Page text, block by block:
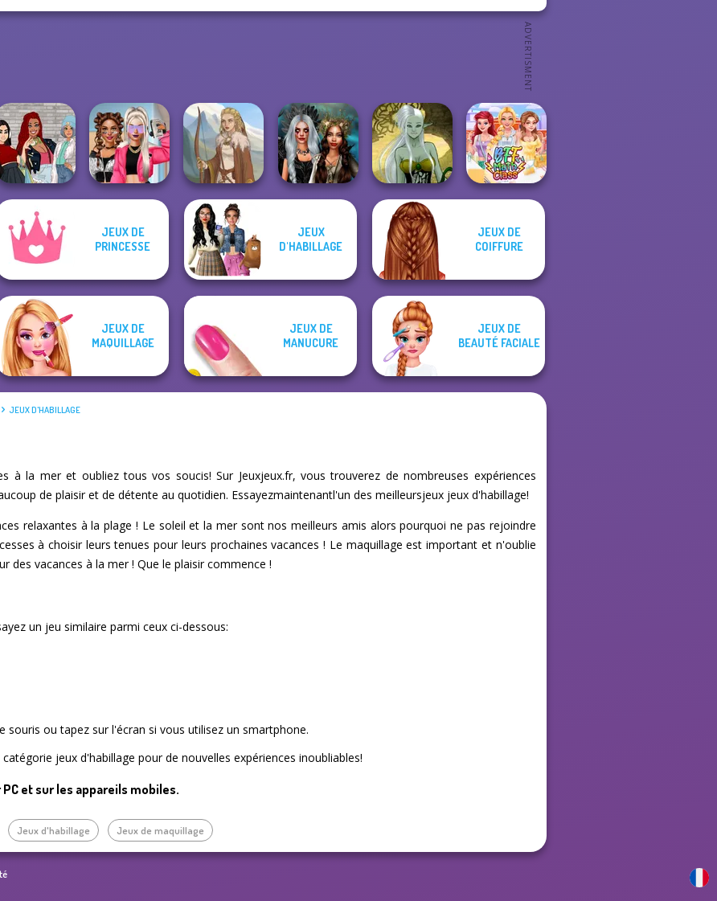
The Fly Squad:
#squadgoals
BFFs Vs Bullies:
Fashion Rival...
Viking Woman
Enchanted
Realms
Dark Mage
Creator
BFF Math Class
JEUX DE
PRINCESSE
JEUX
D'HABILLAGE
JEUX DE
COIFFURE
JEUX DE
MAQUILLAGE
JEUX DE
MANUCURE
JEUX DE
BEAUTÉ FACIALE
JEUX D'HABILLAGE
à la mer et oubliez tous vos soucis! Sur Jeuxjeux.fr, vous trouverez de nombreuses expériences
de plaisir et de détente au quotidien. Essayezmaintenantl'un des meilleursjeux jeux d'habillage!
relaxantes à la plage ! Le soleil et la mer sont nos meilleurs amis alors pourquoi ne pas rejoindre
à choisir leurs tenues pour leurs prochaines vacances ! Le maquillage est important et n'oublie
des vacances à la mer ! Que le plaisir commence !
un jeu similaire parmi ceux ci-dessous:
souris ou tapez sur l'écran si vous utilisez un smartphone.
jeux d'habillage pour de nouvelles expériences inoubliables!
et sur les appareils mobiles.
Jeux d'habillage Jeux de maquillage